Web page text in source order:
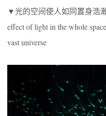
▼光的空间使人如同置身浩
effect of light in the whole
vast universe